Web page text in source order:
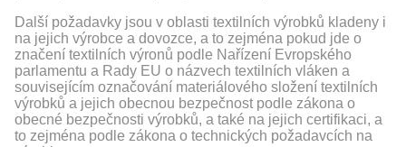
Další požadavky jsou v oblasti textilních výrobků kladeny i
na jejich výrobce a dovozce, a to zejména pokud jde o
značení textilních výronů podle Nařízení Evropského
parlamentu a Rady EU o názvech textilních vláken a
souvisejícím označování materiálového složení textilních
výrobků a jejich obecnou bezpečnost podle zákona o
obecné bezpečnosti výrobků, a také na jejich certifikaci, a
to zejména podle zákona o technických požadavcích na